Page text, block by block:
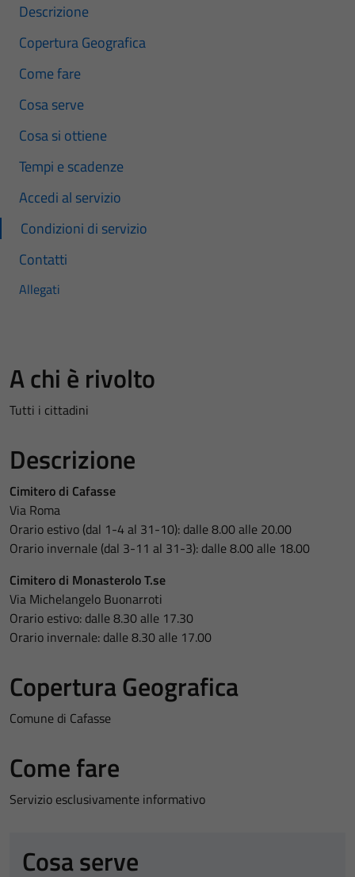
Descrizione
Copertura Geografica
Come fare
Cosa serve
Cosa si ottiene
Tempi e scadenze
Accedi al servizio
Condizioni di servizio
Contatti
Allegati
A chi è rivolto
Tutti i cittadini
Descrizione
Cimitero di Cafasse
Via Roma
Orario estivo (dal 1-4 al 31-10): dalle 8.00 alle 20.00
Orario invernale (dal 3-11 al 31-3): dalle 8.00 alle 18.00
Cimitero di Monasterolo T.se
Via Michelangelo Buonarroti
Orario estivo: dalle 8.30 alle 17.30
Orario invernale: dalle 8.30 alle 17.00
Copertura Geografica
Comune di Cafasse
Come fare
Servizio esclusivamente informativo
Cosa serve